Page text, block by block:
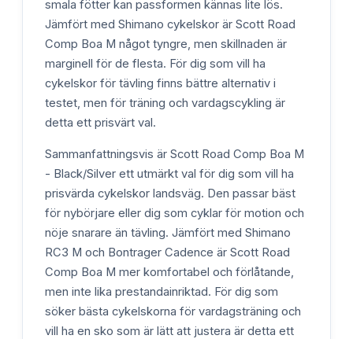
smala fötter kan passformen kännas lite lös.
Jämfört med Shimano cykelskor är Scott Road
Comp Boa M något tyngre, men skillnaden är
marginell för de flesta. För dig som vill ha
cykelskor för tävling finns bättre alternativ i
testet, men för träning och vardagscykling är
detta ett prisvärt val.
Sammanfattningsvis är Scott Road Comp Boa M
- Black/Silver ett utmärkt val för dig som vill ha
prisvärda cykelskor landsväg. Den passar bäst
för nybörjare eller dig som cyklar för motion och
nöje snarare än tävling. Jämfört med Shimano
RC3 M och Bontrager Cadence är Scott Road
Comp Boa M mer komfortabel och förlåtande,
men inte lika prestandainriktad. För dig som
söker bästa cykelskorna för vardagsträning och
vill ha en sko som är lätt att justera är detta ett